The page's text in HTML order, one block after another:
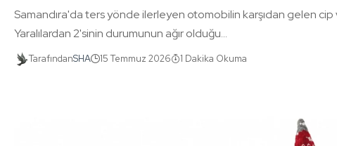
Samandıra'da ters yönde ilerleyen otomobilin karşıdan gelen cip
Yaralılardan 2'sinin durumunun ağır olduğu…
TarafındanSHA 15 Temmuz 2026 1 Dakika Okuma